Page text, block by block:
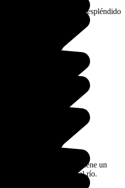
Koper también revela un espléndido
Krka,Novo Mesto contiene un
abrazado por el río.